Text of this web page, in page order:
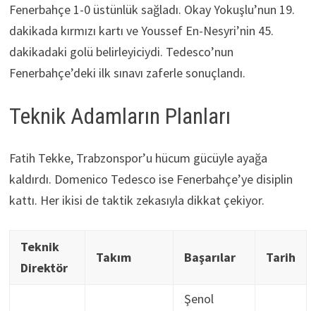
Fenerbahçe 1-0 üstünlük sağladı. Okay Yokuşlu’nun 19.
dakikada kırmızı kartı ve Youssef En-Nesyri’nin 45.
dakikadaki golü belirleyiciydi. Tedesco’nun
Fenerbahçe’deki ilk sınavı zaferle sonuçlandı.
Teknik Adamların Planları
Fatih Tekke, Trabzonspor’u hücum gücüyle ayağa
kaldırdı. Domenico Tedesco ise Fenerbahçe’ye disiplin
kattı. Her ikisi de taktik zekasıyla dikkat çekiyor.
Teknik
Direktör
Takım Başarılar Tarih
Şenol